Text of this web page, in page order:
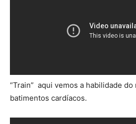
“Train” aqui vemos a habilidade
batimentos cardíacos.